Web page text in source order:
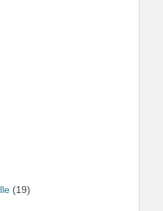
(19)